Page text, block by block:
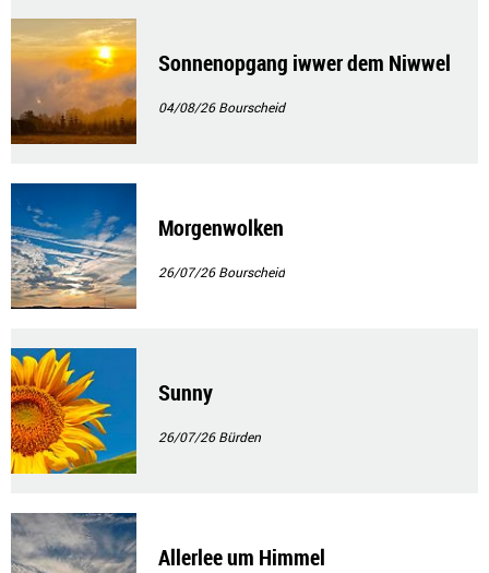
Sonnenopgang iwwer dem Niwwel
04/08/26Bourscheid
Morgenwolken
26/07/26Bourscheid
Sunny
26/07/26Bürden
Allerlee um Himmel